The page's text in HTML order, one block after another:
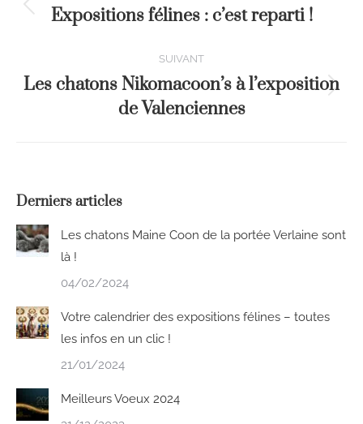
Expositions félines : c’est reparti !
SUIVANT
Les chatons Nikomacoon’s à l’exposition
de Valenciennes
Derniers articles
Les chatons Maine Coon de la portée Verlaine sont
là !
04/02/2024
Votre calendrier des expositions félines – toutes
les infos en un clic !
21/01/2024
Meilleurs Voeux 2024